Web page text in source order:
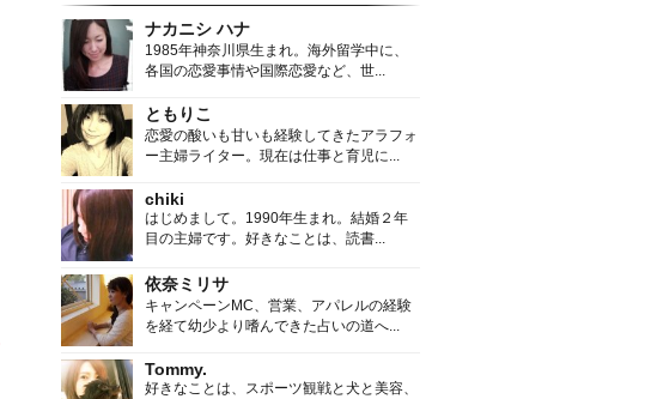
ナカニシ ハナ
1985年神奈川県生まれ。海外留学中に、
各国の恋愛事情や国際恋愛など、世...
ともりこ
恋愛の酸いも甘いも経験してきたアラフォ
ー主婦ライター。現在は仕事と育児に...
chiki
はじめまして。1990年生まれ。結婚２年
目の主婦です。好きなことは、読書...
依奈ミリサ
キャンペーンMC、営業、アパレルの経験
を経て幼少より嗜んできた占いの道へ...
Tommy.
好きなことは、スポーツ観戦と犬と美容、